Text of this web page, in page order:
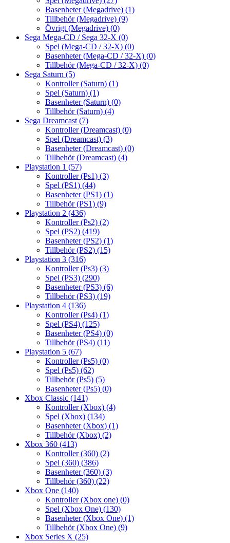
Basenheter (Megadrive) (1)
Tillbehör (Megadrive) (9)
Övrigt (Megadrive) (0)
Sega Mega-CD / Sega 32-X (0)
Spel (Mega-CD / 32-X) (0)
Basenheter (Mega-CD / 32-X) (0)
Tillbehör (Mega-CD / 32-X) (0)
Sega Saturn (5)
Kontroller (Saturn) (1)
Spel (Saturn) (1)
Basenheter (Saturn) (0)
Tillbehör (Saturn) (4)
Sega Dreamcast (7)
Kontroller (Dreamcast) (0)
Spel (Dreamcast) (3)
Basenheter (Dreamcast) (0)
Tillbehör (Dreamcast) (4)
Playstation 1 (57)
Kontroller (Ps1) (3)
Spel (PS1) (44)
Basenheter (PS1) (1)
Tillbehör (PS1) (9)
Playstation 2 (436)
Kontroller (Ps2) (2)
Spel (PS2) (419)
Basenheter (PS2) (1)
Tillbehör (PS2) (15)
Playstation 3 (316)
Kontroller (Ps3) (3)
Spel (PS3) (290)
Basenheter (PS3) (6)
Tillbehör (PS3) (19)
Playstation 4 (136)
Kontroller (Ps4) (1)
Spel (PS4) (125)
Basenheter (PS4) (0)
Tillbehör (PS4) (11)
Playstation 5 (67)
Kontroller (Ps5) (0)
Spel (Ps5) (62)
Tillbehör (Ps5) (5)
Basenheter (Ps5) (0)
Xbox Classic (141)
Kontroller (Xbox) (4)
Spel (Xbox) (134)
Basenheter (Xbox) (1)
Tillbehör (Xbox) (2)
Xbox 360 (413)
Kontroller (360) (2)
Spel (360) (386)
Basenheter (360) (3)
Tillbehör (360) (22)
Xbox One (140)
Kontroller (Xbox one) (0)
Spel (Xbox One) (130)
Basenheter (Xbox One) (1)
Tillbehör (Xbox One) (9)
Xbox Series X (25)